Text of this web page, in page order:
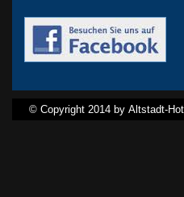
© Copyright 2014 by Altstadt-